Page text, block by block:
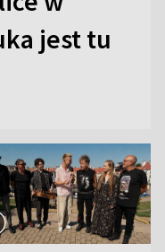
jest tu